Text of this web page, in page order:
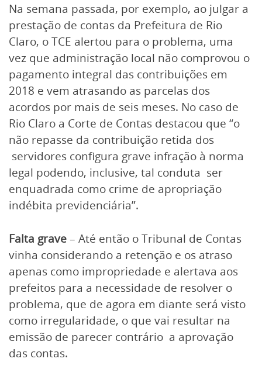
Na semana passada, por exemplo, ao julgar a
prestação de contas da Prefeitura de Rio
Claro, o TCE alertou para o problema, uma
vez que administração local não comprovou o
pagamento integral das contribuições em
2018 e vem atrasando as parcelas dos
acordos por mais de seis meses. No caso de
Rio Claro a Corte de Contas destacou que “o
não repasse da contribuição retida dos
servidores configura grave infração à norma
legal podendo, inclusive, tal conduta ser
enquadrada como crime de apropriação
indébita previdenciária”.
Falta grave– Até então o Tribunal de Contas
vinha considerando a retenção e os atraso
apenas como impropriedade e alertava aos
prefeitos para a necessidade de resolver o
problema, que de agora em diante será visto
como irregularidade, o que vai resultar na
emissão de parecer contrário a aprovação
das contas.